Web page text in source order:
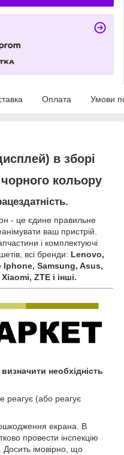
Оплата Умови
в зборі
чорного кольору
- це єдине правильне
ваш пристрій.
і комплектуючі
всі бренди: Lenovo,
Iphone, Samsung, Asus,
ZTE і інші.
необхідність
реагує (або реагує
екрана. В
провести інспекцію
Досить імовірно, що